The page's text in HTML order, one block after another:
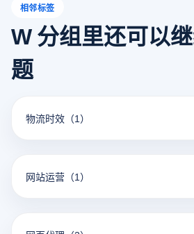
相邻标签
W 分组里还可以
题
物流时效 （1）
网站运营 （1）